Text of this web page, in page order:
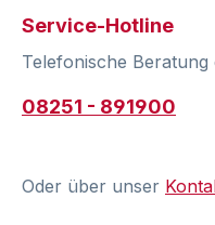
Service-Hotline
Telefonische
08251 - 891900
Oder über unser